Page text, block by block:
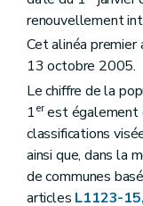
Art.
Art.
Art.
Titre IV
Art.
Art.
Art.
Art.
Art.
Art.
renouvellement
Cet alinéa
13 octobre 2005.
Le chiffre de la
1erest également
classifications
ainsi que, dans la
de communes
articles L1123-